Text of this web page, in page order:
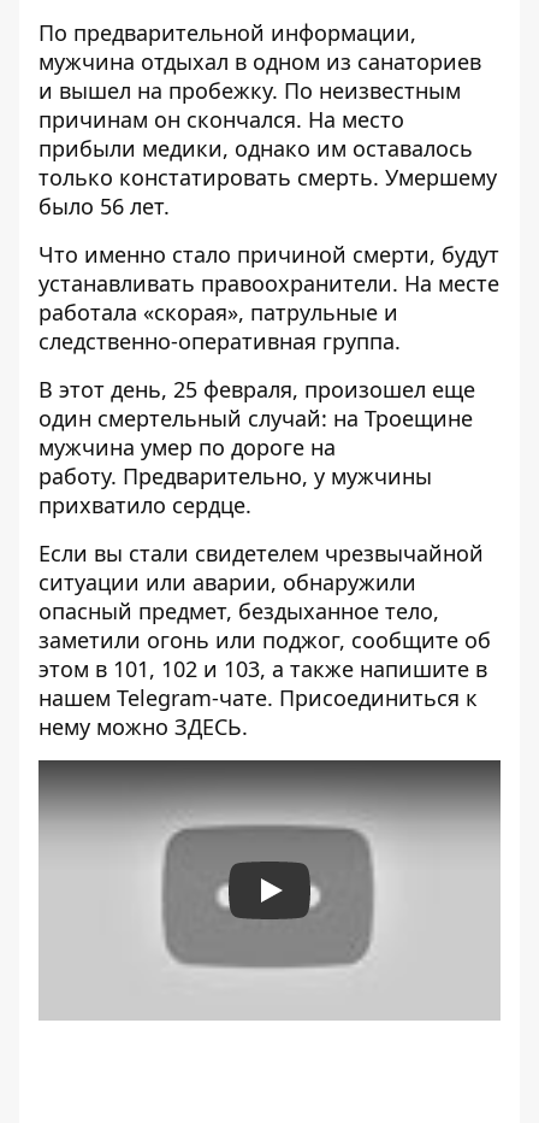
По предварительной информации,
мужчина отдыхал в одном из санаториев
и вышел на пробежку. По неизвестным
причинам он скончался. На место
прибыли медики, однако им оставалось
только констатировать смерть. Умершему
было 56 лет.
Что именно стало причиной смерти, будут
устанавливать правоохранители. На месте
работала «скорая», патрульные и
следственно-оперативная группа.
В этот день, 25 февраля, произошел еще
один смертельный случай: на Троещине
мужчина умер по дороге на
работу. Предварительно, у мужчины
прихватило сердце.
Если вы стали свидетелем чрезвычайной
ситуации или аварии, обнаружили
опасный предмет, бездыханное тело,
заметили огонь или поджог, сообщите об
этом в 101, 102 и 103, а также напишите в
нашем Telegram-чате. Присоединиться к
нему можно ЗДЕСЬ.
Play